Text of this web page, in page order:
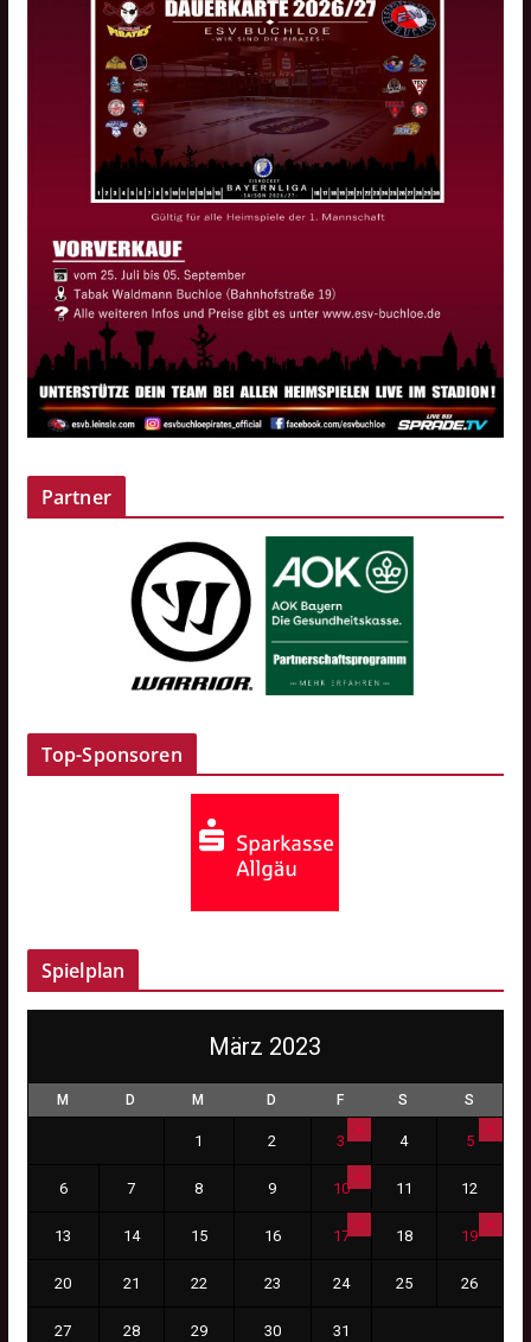
Partner
Top-Sponsoren
Spielplan
März 2023
M D M D F S S
1 2 3 4 5
6 7 8 9 10 11 12
13 14 15 16 17 18 19
20 21 22 23 24 25 26
27 28 29 30 31